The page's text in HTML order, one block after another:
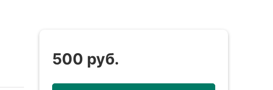
500 руб.